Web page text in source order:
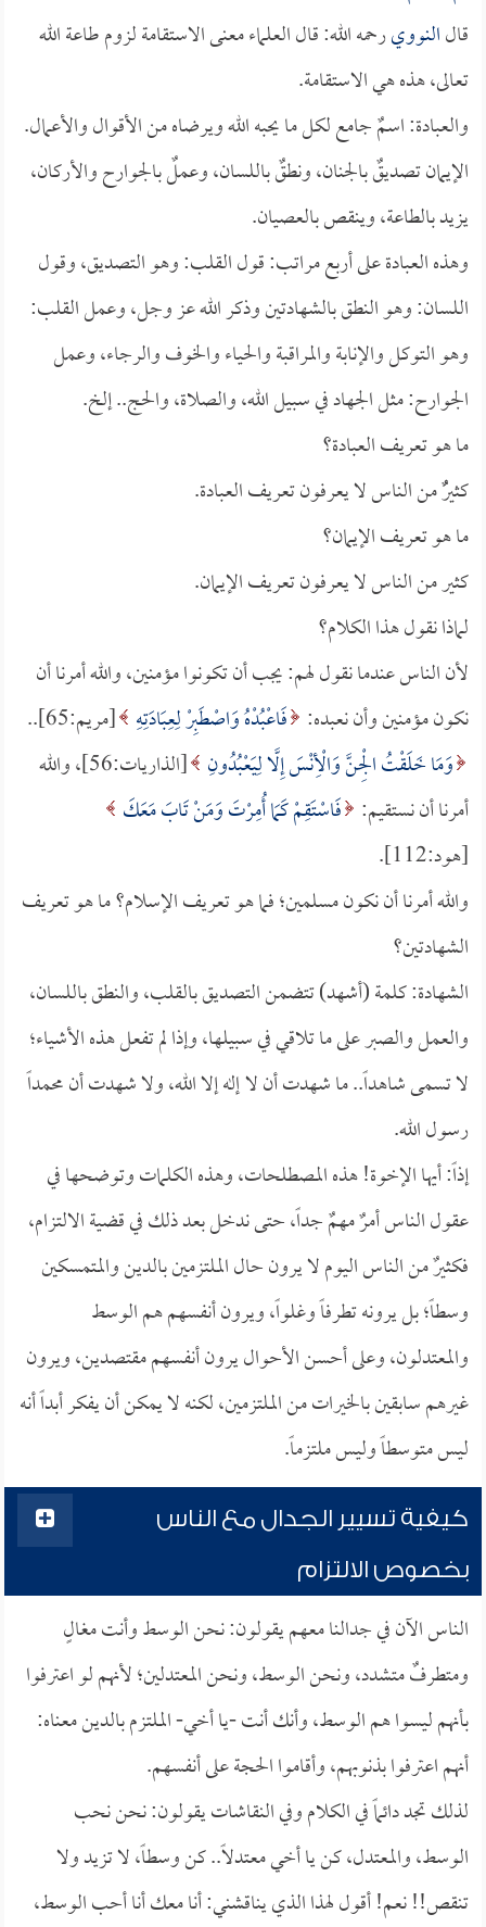
قالالنوويرحمه الله: قال العلماء معنى الاستقامة لزوم طاعة الله
تعالى، هذه هي الاستقامة.
والعبادة: اسمٌ جامع لكل ما يحبه الله ويرضاه من الأقوال والأعمال.
الإيمان تصديقٌ بالجنان، ونطقٌ باللسان، وعملٌ بالجوارح والأركان،
يزيد بالطاعة، وينقص بالعصيان.
وهذه العبادة على أربع مراتب: قول القلب: وهو التصديق، وقول
اللسان: وهو النطق بالشهادتين وذكر الله عز وجل، وعمل القلب:
وهو التوكل والإنابة والمراقبة والحياء والخوف والرجاء، وعمل
الجوارح: مثل الجهاد في سبيل الله، والصلاة، والحج.. إلخ.
ما هو تعريف العبادة؟
كثيرٌُ من الناس لا يعرفون تعريف العبادة.
ما هو تعريف الإيمان؟
كثير من الناس لا يعرفون تعريف الإيمان.
لماذا نقول هذا الكلام؟
لأن الناس عندما نقول لهم: يجب أن تكونوا مؤمنين، والله أمرنا أن
نكون مؤمنين وأن نعبده: فَاعْبُدْهُ وَاصْطَبِرْ لِعِبَادَتِهِ [مريم:65]..
وَمَا خَلَقْتُ الْجِنَّ وَالْأِنْسَ إِلَّا لِيَعْبُدُونِ
[الذاريات:56]، والله
أمرنا أن نستقيم: فَاسْتَقِمْ كَمَا أُمِرْتَ وَمَنْ تَابَ مَعَكَ
[هود:112].
والله أمرنا أن نكون مسلمين؛ فما هو تعريف الإسلام؟ ما هو تعريف
الشهادتين؟
الشهادة: كلمة (أشهد) تتضمن التصديق بالقلب، والنطق باللسان،
والعمل والصبر على ما تلاقي في سبيلها، وإذا لم تفعل هذه الأشياء؛
لا تسمى شاهداً.. ما شهدت أن لا إله إلا الله، ولا شهدت أن محمداً
رسول الله.
إذاً: أيها الإخوة! هذه المصطلحات، وهذه الكلمات وتوضحها في
عقول الناس أمرٌ مهمٌ جداً، حتى ندخل بعد ذلك في قضية الالتزام،
فكثيرٌ من الناس اليوم لا يرون حال الملتزمين بالدين والمتمسكين
وسطاً؛ بل يرونه تطرفاً وغلواً، ويرون أنفسهم هم الوسط
والمعتدلون، وعلى أحسن الأحوال يرون أنفسهم مقتصدين، ويرون
غيرهم سابقين بالخيرات من الملتزمين، لكنه لا يمكن أن يفكر أبداً أنه
ليس متوسطاً وليس ملتزماً.
كيفية تسيير الجدال مع الناس
بخصوص الالتزام
الناس الآن في جدالنا معهم يقولون: نحن الوسط وأنت مغالٍ
ومتطرفٌ متشدد، ونحن الوسط، ونحن المعتدلين؛ لأنهم لو اعترفوا
بأنهم ليسوا هم الوسط، وأنك أنت -يا أخي- الملتزم بالدين معناه:
أنهم اعترفوا بذنوبهم، وأقاموا الحجة على أنفسهم.
لذلك تجد دائماً في الكلام وفي النقاشات يقولون: نحن نحب
الوسط، والمعتدل، كن يا أخي معتدلاً.. كن وسطاً، لا تزيد ولا
تنقص!! نعم! أقول لهذا الذي يناقشني: أنا معك أنا أحب الوسط،